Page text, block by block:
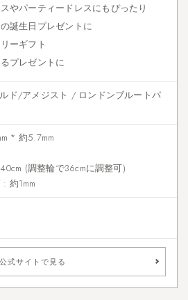
やパーティードレスにもぴったり
誕生日プレゼントに
ーギフト
プレゼントに
ド/アメジスト / ロンドンブルートパ
* 約5.7mm
(調整輪で36cmに調整可)
約1mm
公式サイトで見る